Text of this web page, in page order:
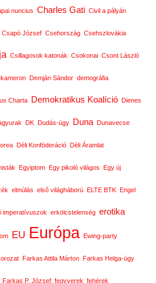
nuncius Charles Gati Civil a pályán
Csapó József Csehország Csehszlovákia
Csillagosok katonák Csokonai Csont László
Demján Sándor demográfia
Charta Demokratikus Koalíció Dienes
DK Dudás-ügy Duna Dunavecse
Déli Konföderáció Déli Áramlat
Egyiptom Egy pikoló világos Egy új
elmúlás első világháború ELTE BTK Engel
imperatívuszok erkölcstelenség erotika
EU Európa Ewing-party
Farkas Attila Márton Farkas Helga-ügy
Farkas P. József fegyverek fehérek